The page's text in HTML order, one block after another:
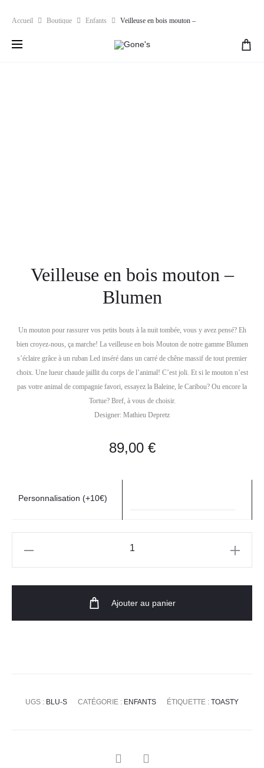
gratuits pendant 30 jours
Accueil Boutique Enfants Veilleuse en bois mouton –
Blumen
Veilleuse en bois mouton –
Blumen
Un mouton pour rassurer vos petits bouts à la nuit tombée, vous y avez pensé? Eh
bien croyez-nous, ça marche! La veilleuse en bois Mouton de notre gamme Blumen
s’éclaire grâce à un ruban Led inséré dans un carré de chêne massif de tout premier
choix. Une lueur chaude jaillit du corps de l’animal! C’est joli. Et si le mouton n’est
pas votre animal de compagnie favori, essayez la Baleine, le Caribou? Ou encore la
Tortue? Bref, à vous de choisir.
Designer: Mathieu Depretz
89,00 €
Personnalisation (+10€)
Ajouter au panier
UGS : BLU-S CATÉGORIE : ENFANTS ÉTIQUETTE : TOASTY